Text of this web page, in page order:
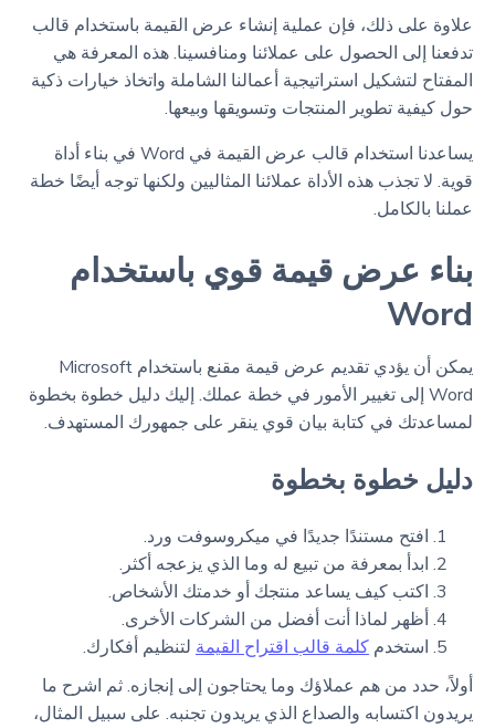
علاوة على ذلك، فإن عملية إنشاء عرض القيمة باستخدام قالب
تدفعنا إلى الحصول على عملائنا ومنافسينا. هذه المعرفة هي
المفتاح لتشكيل استراتيجية أعمالنا الشاملة واتخاذ خيارات ذكية
حول كيفية تطوير المنتجات وتسويقها وبيعها.
يساعدنا استخدام قالب عرض القيمة في Word في بناء أداة
قوية. لا تجذب هذه الأداة عملائنا المثاليين ولكنها توجه أيضًا خطة
عملنا بالكامل.
بناء عرض قيمة قوي باستخدام
Word
يمكن أن يؤدي تقديم عرض قيمة مقنع باستخدام Microsoft
Word إلى تغيير الأمور في خطة عملك. إليك دليل خطوة بخطوة
لمساعدتك في كتابة بيان قوي ينقر على جمهورك المستهدف.
دليل خطوة بخطوة
افتح مستندًا جديدًا في ميكروسوفت ورد.
ابدأ بمعرفة من تبيع له وما الذي يزعجه أكثر.
اكتب كيف يساعد منتجك أو خدمتك الأشخاص.
أظهر لماذا أنت أفضل من الشركات الأخرى.
استخدم كلمة قالب اقتراح القيمة لتنظيم أفكارك.
أولاً، حدد من هم عملاؤك وما يحتاجون إلى إنجازه. ثم اشرح ما
يريدون اكتسابه والصداع الذي يريدون تجنبه. على سبيل المثال،